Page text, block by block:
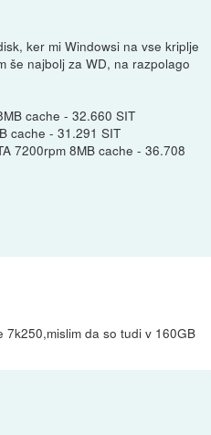
ker mi Windowsi na vse kriplje
še najbolj za WD, na razpolago
cache - 32.660 SIT
cache - 31.291 SIT
7200rpm 8MB cache - 36.708
7k250,mislim da so tudi v 160GB